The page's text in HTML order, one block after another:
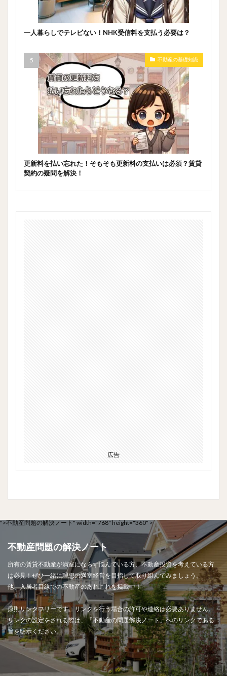
一人暮らしでテレビない！NHK受信料を支払う必要は？
不動産の基礎知識
更新料を払い忘れた！そもそも更新料の支払いは必須？賃貸
契約の疑問を解決！
広告
">不動産問題の解決ノート" width="768" height="360" >
不動産問題の解決ノート
所有の賃貸不動産が満室にならず悩んでいる方、不動産投資を考えている方
は必見！ぜひ一緒に理想の満室経営を目指して取り組んでみましょう。
他、入居者目線での不動産のあれこれを掲載中！
原則リンクフリーです。リンクを行う場合の許可や連絡は必要ありません。
リンクの設定をされる際は、「不動産の問題解決ノート」へのリンクである
旨を明示ください。